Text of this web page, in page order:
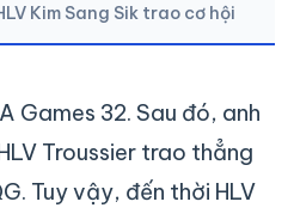
Kim Sang Sik trao cơ hội
Games 32. Sau đó, anh
Troussier trao thẳng
Tuy vậy, đến thời HLV